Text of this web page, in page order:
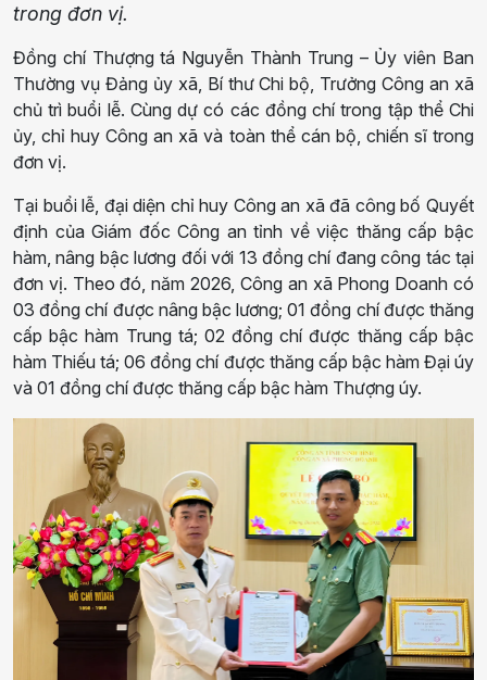
trong đơn vị.
Đồng chí Thượng tá Nguyễn Thành Trung – Ủy viên Ban
Thường vụ Đảng ủy xã, Bí thư Chi bộ, Trưởng Công an xã
chủ trì buổi lễ. Cùng dự có các đồng chí trong tập thể Chi
ủy, chỉ huy Công an xã và toàn thể cán bộ, chiến sĩ trong
đơn vị.
Tại buổi lễ, đại diện chỉ huy Công an xã đã công bố Quyết
định của Giám đốc Công an tỉnh về việc thăng cấp bậc
hàm, nâng bậc lương đối với 13 đồng chí đang công tác tại
đơn vị. Theo đó, năm 2026, Công an xã Phong Doanh có
03 đồng chí được nâng bậc lương; 01 đồng chí được thăng
cấp bậc hàm Trung tá; 02 đồng chí được thăng cấp bậc
hàm Thiếu tá; 06 đồng chí được thăng cấp bậc hàm Đại úy
và 01 đồng chí được thăng cấp bậc hàm Thượng úy.